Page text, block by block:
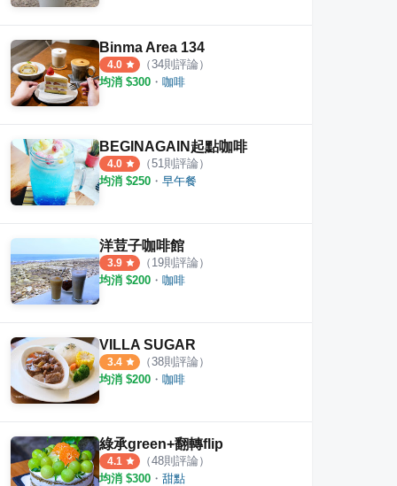
Binma Area 134
4.0 （34則評論）
均消 $300 ・ 咖啡
BEGINAGAIN起點咖啡
4.0 （51 則評論）
均消 $250 ・ 早午餐
洋荳子咖啡館
3.9 （ 19則評論）
均消 $200 ・ 咖啡
VILLA SUGAR
3.4 （38則評論）
均消 $200 ・ 咖啡
綠承green+翻轉flip
4.1 （48則評論）
均消 $300 ・ 甜點